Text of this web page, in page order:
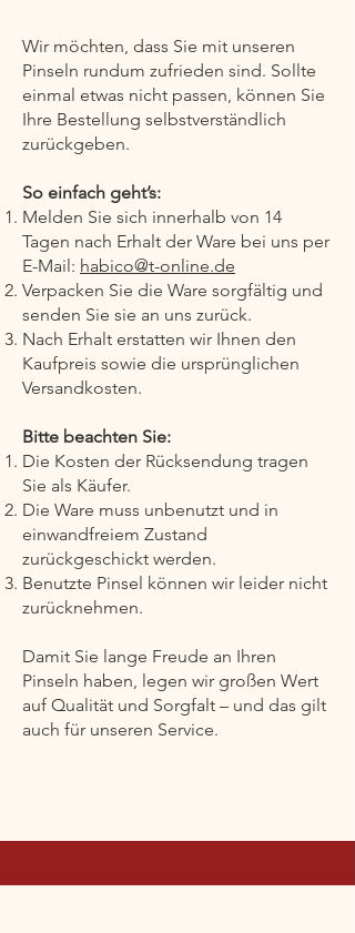
Wir möchten, dass Sie mit unseren
Pinseln rundum zufrieden sind. Sollte
einmal etwas nicht passen, können Sie
Ihre Bestellung selbstverständlich
zurückgeben.
So einfach geht’s:
Melden Sie sich innerhalb von 14
Tagen nach Erhalt der Ware bei uns per
E-Mail: habico@t-online.de
Verpacken Sie die Ware sorgfältig und
senden Sie sie an uns zurück.
Nach Erhalt erstatten wir Ihnen den
Kaufpreis sowie die ursprünglichen
Versandkosten.
Bitte beachten Sie:
Die Kosten der Rücksendung tragen
Sie als Käufer.
Die Ware muss unbenutzt und in
einwandfreiem Zustand
zurückgeschickt werden.
Benutzte Pinsel können wir leider nicht
zurücknehmen.
Damit Sie lange Freude an Ihren
Pinseln haben, legen wir großen Wert
auf Qualität und Sorgfalt – und das gilt
auch für unseren Service.